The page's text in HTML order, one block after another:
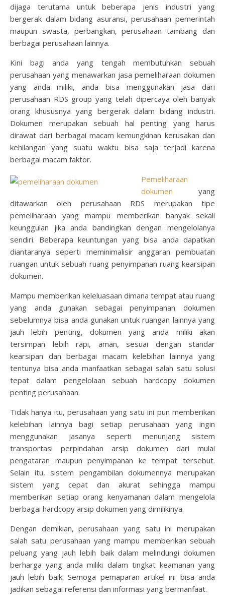
dijaga terutama untuk beberapa jenis industri yang
bergerak dalam bidang asuransi, perusahaan pemerintah
maupun swasta, perbangkan, perusahaan tambang dan
berbagai perusahaan lainnya.
Kini bagi anda yang tengah membutuhkan sebuah
perusahaan yang menawarkan jasa pemeliharaan dokumen
yang anda miliki, anda bisa menggunakan jasa dari
perusahaan RDS group yang telah dipercaya oleh banyak
orang khususnya yang bergerak dalam bidang industri.
Dokumen merupakan sebuah hal penting yang harus
dirawat dari berbagai macam kemungkinan kerusakan dan
kehilangan yang suatu waktu bisa saja terjadi karena
berbagai macam faktor.
Pemeliharaan
dokumen yang
ditawarkan oleh perusahaan RDS merupakan tipe
pemeliharaan yang mampu memberikan banyak sekali
keunggulan jika anda bandingkan dengan mengelolanya
sendiri. Beberapa keuntungan yang bisa anda dapatkan
diantaranya seperti meminimalisir anggaran pembuatan
ruangan untuk sebuah ruang penyimpanan ruang kearsipan
dokumen.
Mampu memberikan keleluasaan dimana tempat atau ruang
yang anda gunakan sebagai penyimpanan dokumen
sebelumnya bisa anda gunakan untuk ruangan lainnya yang
jauh lebih penting, dokumen yang anda miliki akan
tersimpan lebih rapi, aman, sesuai dengan standar
kearsipan dan berbagai macam kelebihan lainnya yang
tentunya bisa anda manfaatkan sebagai salah satu solusi
tepat dalam pengelolaan sebuah hardcopy dokumen
penting perusahaan.
Tidak hanya itu, perusahaan yang satu ini pun memberikan
kelebihan lainnya bagi setiap perusahaan yang ingin
menggunakan jasanya seperti menunjang sistem
transportasi perpindahan arsip dokumen dari mulai
pengataran maupun penyimpanan ke tempat tersebut.
Selain itu, sistem pengambilan dokumennya merupakan
sistem yang cepat dan akurat sehingga mampu
memberikan setiap orang kenyamanan dalam mengelola
berbagai hardcopy arsip dokumen yang dimilikinya.
Dengan demikian, perusahaan yang satu ini merupakan
salah satu perusahaan yang mampu memberikan sebuah
peluang yang jauh lebih baik dalam melindungi dokumen
berharga yang anda miliki dalam tingkat keamanan yang
jauh lebih baik. Semoga pemaparan artikel ini bisa anda
jadikan sebagai referensi dan informasi yang bermanfaat.